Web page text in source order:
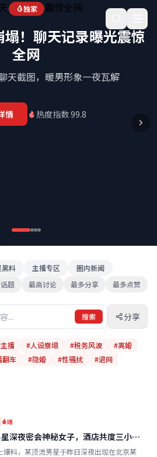
汇总与实时爆料追踪平台
独家
！聊天记录曝光震惊
全网
天截图，暖男形象一夜瓦解
情 热度指数 99.8
黑料 主播专区
圈内新闻
题 最高讨论 最多分享 最多点赞
搜索 分享
播 #人设崩塌 #税务风波
#离婚
翻车 #隐婚 #性骚扰
#退网
爆
深夜密会神秘女子，酒店共度三小时
爆料，某顶流男星于昨日深夜出现在北京某